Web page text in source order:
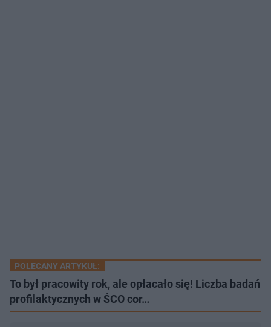
POLECANY ARTYKUŁ:
To był pracowity rok, ale opłacało się! Liczba badań
profilaktycznych w ŚCO cor…